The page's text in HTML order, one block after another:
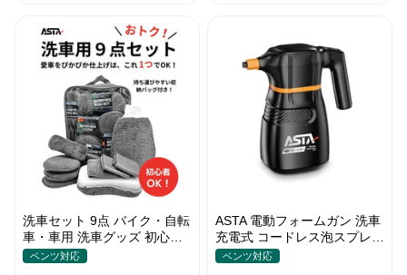
洗車セット 9点 バイク・自転
車・車用 洗車グッズ 初心者
向け 洗車ブラシ スポンジ タ
ベンツ対応
ASTA 電動フォームガン 洗車
充電式 コードレス泡スプレー
高圧対応 充電式フォームスプ
ベンツ対応